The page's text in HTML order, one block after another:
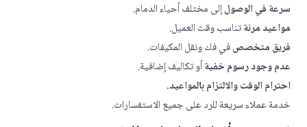
سرعة في الوصولإلى مختلف أحياء الدمام.
مواعيد مرنةتناسب وقت العميل.
فريق متخصصفي فك ونقل المكيفات.
عدم وجود رسوم خفيةأو تكاليف إضافية.
احترام الوقت والالتزام بالمواعيد.
خدمة عملاء سريعة للرد على جميع الاستفسارات.